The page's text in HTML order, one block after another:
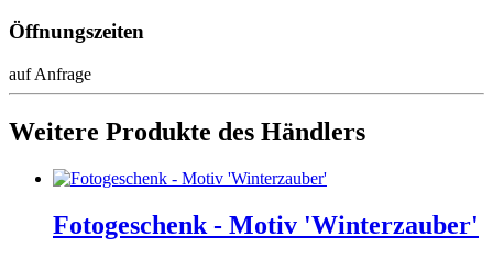
Öffnungszeiten
auf Anfrage
Weitere Produkte des Händlers
Fotogeschenk - Motiv 'Winterzauber'